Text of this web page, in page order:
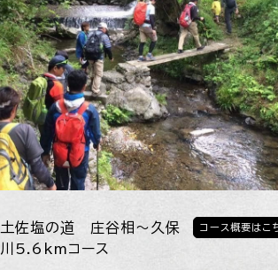
土佐塩の道 庄谷相～久保
川5.6kmコース
コース概要はこ